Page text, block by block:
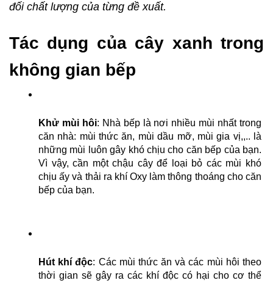
đối chất lượng của từng đề xuất.
Tác dụng của cây xanh trong
không gian bếp
Khử mùi hôi: Nhà bếp là nơi nhiều mùi nhất trong
căn nhà: mùi thức ăn, mùi dầu mỡ, mùi gia vị,,.. là
những mùi luôn gây khó chịu cho căn bếp của bạn.
Vì vậy, cần một chậu cây để loại bỏ các mùi khó
chịu ấy và thải ra khí Oxy làm thông thoáng cho căn
bếp của bạn.
Hút khí độc: Các mùi thức ăn và các mùi hôi theo
thời gian sẽ gây ra các khí độc có hại cho cơ thể